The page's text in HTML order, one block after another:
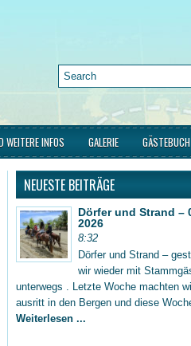
WEITERE INFOS GALERIE GÄSTEBUCH
NEUESTE BEITRÄGE
Dörfer und Strand –
2026
8:32
Dörfer und Strand –
wir wieder mit
unterwegs . Letzte Woche machten
ausritt in den Bergen und diese
Weiterlesen ...